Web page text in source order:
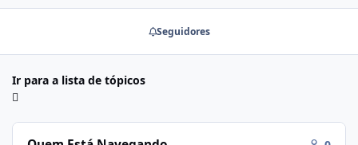
Seguidores
Ir para a lista de tópicos